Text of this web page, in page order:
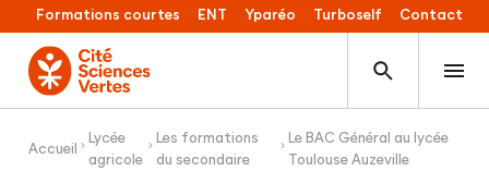
Formations courtes ENT Yparéo Turboself Contact
Accueil
Lycée
agricole
Les formations
du secondaire
Le BAC Général au lycée
Toulouse Auzeville